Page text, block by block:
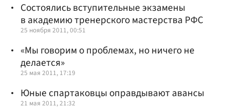
Состоялись вступительные экзамены
в академию тренерского мастерства РФС
25 ноября 2011, 00:51
«Мы говорим о проблемах, но ничего не
делается»
25 мая 2011, 17:19
Юные спартаковцы оправдывают авансы
21 мая 2011, 21:32